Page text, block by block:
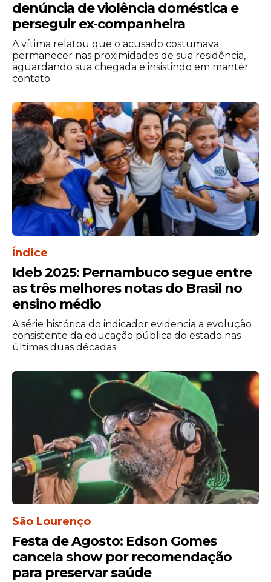
denúncia de violência doméstica e
perseguir ex-companheira
A vítima relatou que o acusado costumava
permanecer nas proximidades de sua residência,
aguardando sua chegada e insistindo em manter
contato.
Índice
Ideb 2025: Pernambuco segue entre
as três melhores notas do Brasil no
ensino médio
A série histórica do indicador evidencia a evolução
consistente da educação pública do estado nas
últimas duas décadas.
São Lourenço
Festa de Agosto: Edson Gomes
cancela show por recomendação
para preservar saúde